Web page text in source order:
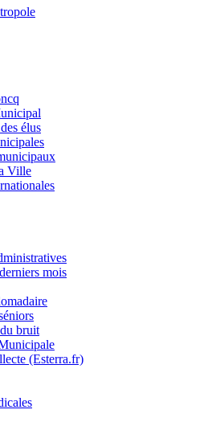
élus
Ville
mois
bruit
(Esterra.fr)